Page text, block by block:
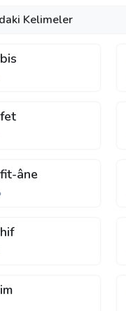
Kelimeler
âne